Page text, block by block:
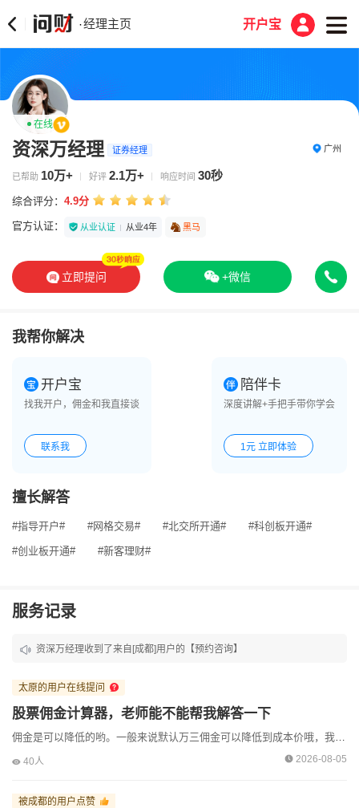
·经理主页 开户宝
在线
资深万经理 证券经理 广州
已帮助 10万+ 好评 2.1万+ 响应时间 30秒
综合评分： 4.9分
官方认证： 从业认证 从业4年 黑马
立即提问 +微信
我帮你解决
开户宝
找我开户，佣金和我直接谈
联系我
陪伴卡
深度讲解+手把手带你学会
1元 立即体验
擅长解答
#指导开户# #网格交易# #北交所开通# #科创板开通#
#创业板开通# #新客理财#
服务记录
资深万经理收到了来自[成都]用户的【预约咨询】
资深万经理收到了来自[成都]用户的【预约咨询】
资深万经理收到了来自[成都]用户的【预约咨询】
资深万经理收到了来自[成都]用户的【预约咨询】
资深万经理收到了来自[成都]用户的【预约咨询】
太原的用户在线提问
股票佣金计算器，老师能不能帮我解答一下
佣金是可以降低的哟。一般来说默认万三佣金可以降低到成本价哦，我司上市老牌券商可以做到成本价佣金
40人 2026-08-05
被成都的用户点赞